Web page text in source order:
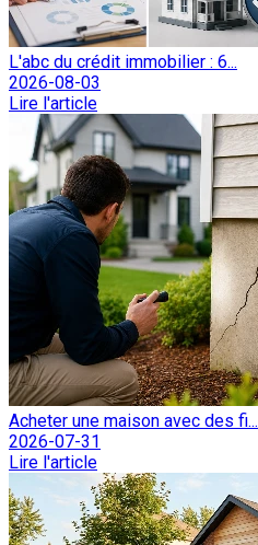
L'abc du crédit immobilier : 6...
2026-08-03
Lire l'article
Acheter une maison avec des fi...
2026-07-31
Lire l'article